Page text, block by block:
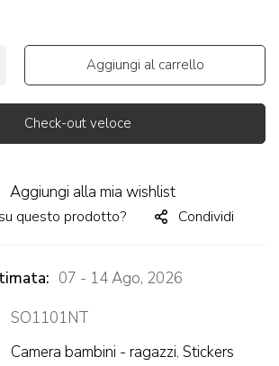
Aggiungi al carrello
Check-out veloce
Aggiungi alla mia wishlist
questo prodotto? Condividi
07 - 14 Ago, 2026
SO1101NT
Camera bambini - ragazzi, Stickers